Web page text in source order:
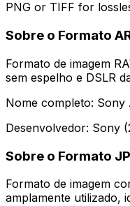
PNG or TIFF for
Sobre o Formato
Formato de imagem
sem espelho e DSLR
Nome completo: Sony
Desenvolvedor: Sony
Sobre o Formato
Formato de imagem
amplamente utilizado,